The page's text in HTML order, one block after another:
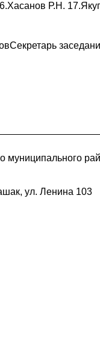
Р.Н.
Секретарь
муниципального
ул. Ленина 103